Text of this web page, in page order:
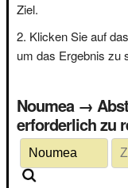
Ziel.
Klicken Sie auf
um das Ergebnis zu
Noumea → Abstand (Zeit)
erforderlich zu